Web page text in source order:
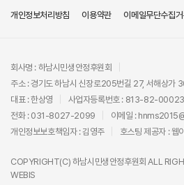
개인정보처리방침 이용약관 이메일무단수집
회사명 : 하남시민생안정후원회
주소 : 경기도 하남시 신장로205번길 27, 서해상가
대표 : 한상영
사업자등록번호 : 813-82-00023
전화 : 031-8027-2099
이메일 :
개인정보보호책임자 : 김영주
호스팅 제공자 :웹
COPYRIGHT(C) 하남시민생안정후원회 ALL
WEBIS